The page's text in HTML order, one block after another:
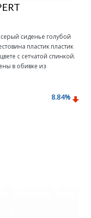
серый сиденье голубой
пластик пластик
с сетчатой спинкой.
в обивке из
8.84%